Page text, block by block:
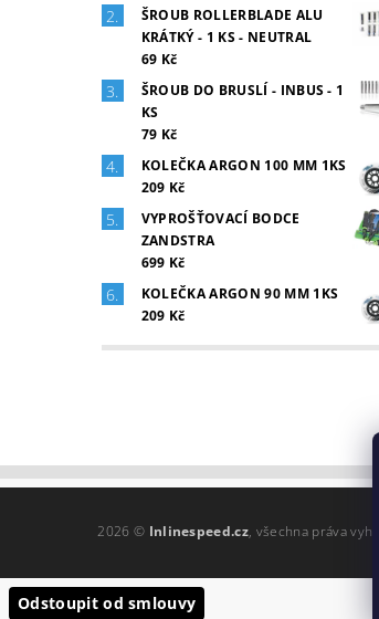
ŠROUB ROLLERBLADE ALU
KRÁTKÝ - 1 KS - NEUTRAL
69 Kč
ŠROUB DO BRUSLÍ - INBUS - 1
KS
79 Kč
KOLEČKA ARGON 100 MM 1KS
209 Kč
VYPROŠŤOVACÍ BODCE
ZANDSTRA
699 Kč
KOLEČKA ARGON 90 MM 1KS
209 Kč
2026 © Inlinespeed.cz, všechna práva
Odstoupit od smlouvy